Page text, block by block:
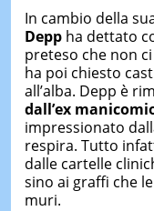
In cambio della
Deppha dettato
preteso che non
ha poi chiesto
all’alba. Depp è
dall’ex
impressionato
respira. Tutto
dalle cartelle
sino ai graffi che
muri.